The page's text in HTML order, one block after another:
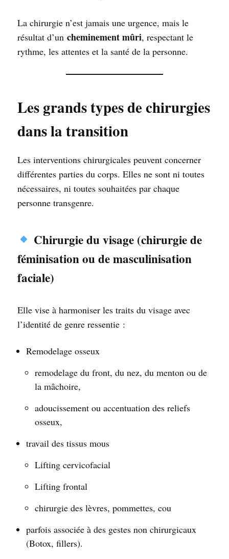
La chirurgie n’est jamais une urgence, mais le
résultat d’un cheminement mûri, respectant le
rythme, les attentes et la santé de la personne.
Les grands types de chirurgies
dans la transition
Les interventions chirurgicales peuvent concerner
différentes parties du corps. Elles ne sont ni toutes
nécessaires, ni toutes souhaitées par chaque
personne transgenre.
Chirurgie du visage (chirurgie de
féminisation ou de masculinisation
faciale)
Elle vise à harmoniser les traits du visage avec
l’identité de genre ressentie :
Remodelage osseux
remodelage du front, du nez, du menton ou de
la mâchoire,
adoucissement ou accentuation des reliefs
osseux,
travail des tissus mous
Lifting cervicofacial
Lifting frontal
chirurgie des lèvres, pommettes, cou
parfois associée à des gestes non chirurgicaux
(Botox, fillers).